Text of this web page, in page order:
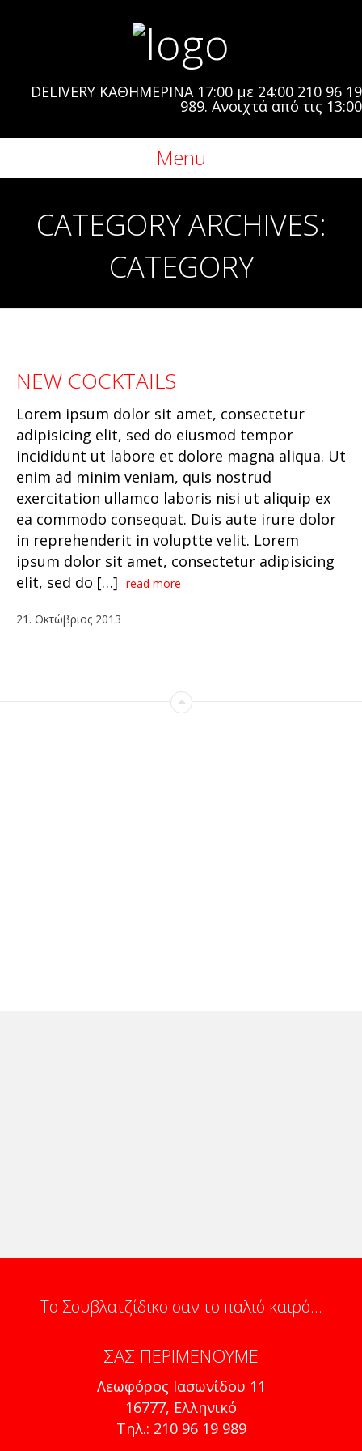
DELIVERY ΚΑΘΗΜΕΡΙΝΑ 17:00 με 24:00 210 96 19
989. Ανοιχτά από τις 13:00
Menu
CATEGORY ARCHIVES:
CATEGORY
NEW COCKTAILS
Lorem ipsum dolor sit amet, consectetur
adipisicing elit, sed do eiusmod tempor
incididunt ut labore et dolore magna aliqua. Ut
enim ad minim veniam, quis nostrud
exercitation ullamco laboris nisi ut aliquip ex
ea commodo consequat. Duis aute irure dolor
in reprehenderit in voluptte velit. Lorem
ipsum dolor sit amet, consectetur adipisicing
elit, sed do […] read more
21 . Οκτώβριος 2013
Το Σουβλατζίδικο σαν το παλιό καιρό...
ΣΑΣ ΠΕΡΙΜΈΝΟΥΜΕ
Λεωφόρος Ιασωνίδου 11
16777, Ελληνικό
Τηλ.: 210 96 19 989